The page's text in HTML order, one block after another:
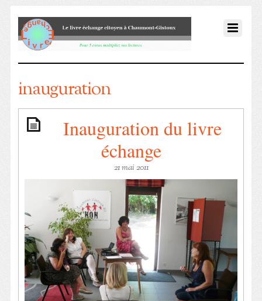
inauguration
Inauguration du livre
échange
21 mai 2011